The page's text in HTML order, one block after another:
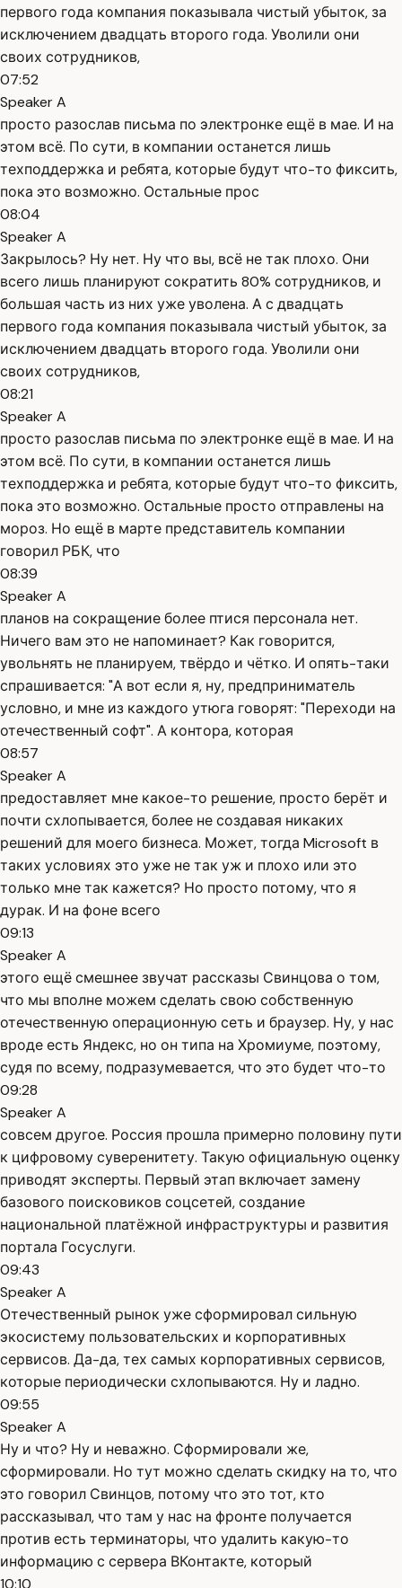
первого года компания показывала чистый убыток, за
исключением двадцать второго года. Уволили они
своих сотрудников,
07:52
Speaker A
просто разослав письма по электронке ещё в мае. И на
этом всё. По сути, в компании останется лишь
техподдержка и ребята, которые будут что-то фиксить,
пока это возможно. Остальные прос
08:04
Speaker A
Закрылось? Ну нет. Ну что вы, всё не так плохо. Они
всего лишь планируют сократить 80% сотрудников, и
большая часть из них уже уволена. А с двадцать
первого года компания показывала чистый убыток, за
исключением двадцать второго года. Уволили они
своих сотрудников,
08:21
Speaker A
просто разослав письма по электронке ещё в мае. И на
этом всё. По сути, в компании останется лишь
техподдержка и ребята, которые будут что-то фиксить,
пока это возможно. Остальные просто отправлены на
мороз. Но ещё в марте представитель компании
говорил РБК, что
08:39
Speaker A
планов на сокращение более птися персонала нет.
Ничего вам это не напоминает? Как говорится,
увольнять не планируем, твёрдо и чётко. И опять-таки
спрашивается: "А вот если я, ну, предприниматель
условно, и мне из каждого утюга говорят: "Переходи на
отечественный софт". А контора, которая
08:57
Speaker A
предоставляет мне какое-то решение, просто берёт и
почти схлопывается, более не создавая никаких
решений для моего бизнеса. Может, тогда Microsoft в
таких условиях это уже не так уж и плохо или это
только мне так кажется? Но просто потому, что я
дурак. И на фоне всего
09:13
Speaker A
этого ещё смешнее звучат рассказы Свинцова о том,
что мы вполне можем сделать свою собственную
отечественную операционную сеть и браузер. Ну, у нас
вроде есть Яндекс, но он типа на Хромиуме, поэтому,
судя по всему, подразумевается, что это будет что-то
09:28
Speaker A
совсем другое. Россия прошла примерно половину пути
к цифровому суверенитету. Такую официальную оценку
приводят эксперты. Первый этап включает замену
базового поисковиков соцсетей, создание
национальной платёжной инфраструктуры и развития
портала Госуслуги.
09:43
Speaker A
Отечественный рынок уже сформировал сильную
экосистему пользовательских и корпоративных
сервисов. Да-да, тех самых корпоративных сервисов,
которые периодически схлопываются. Ну и ладно.
09:55
Speaker A
Ну и что? Ну и неважно. Сформировали же,
сформировали. Но тут можно сделать скидку на то, что
это говорил Свинцов, потому что это тот, кто
рассказывал, что там у нас на фронте получается
против есть терминаторы, что удалить какую-то
информацию с сервера ВКонтакте, который
10:10